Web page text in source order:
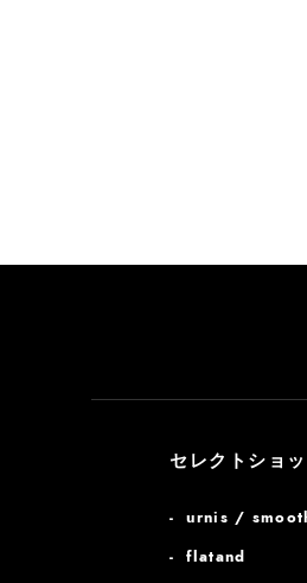
セレクトショ
urnis /
flatand